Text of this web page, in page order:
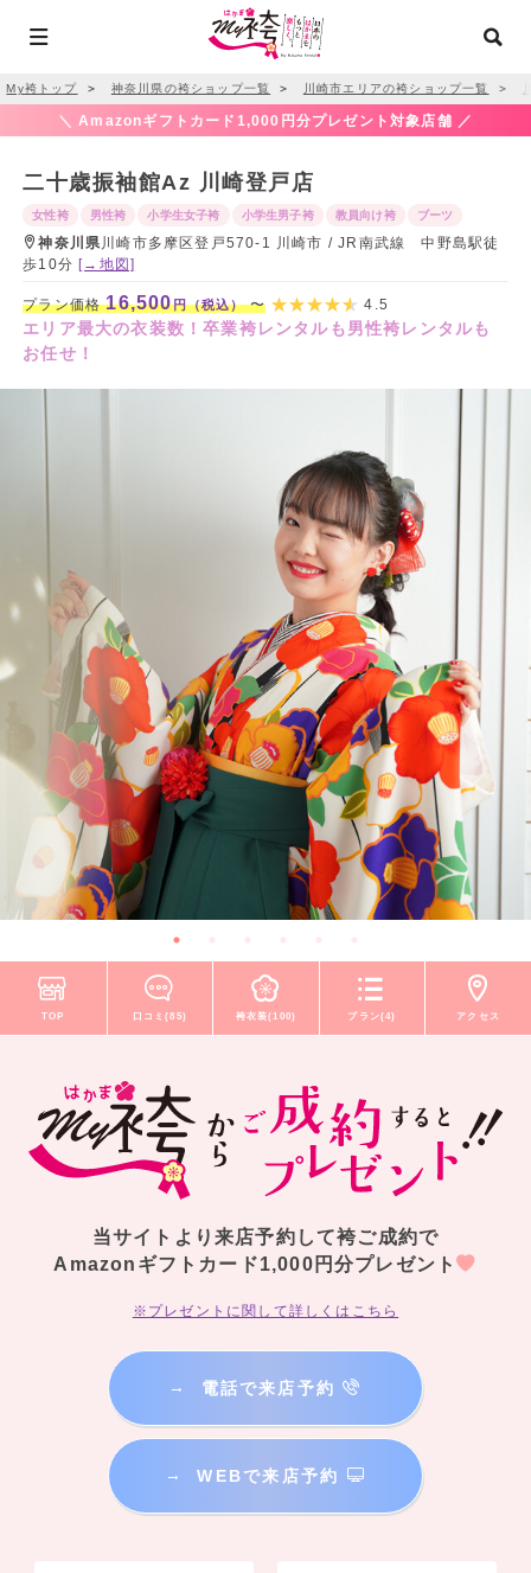
My袴トップ ＞ 神奈川県の袴ショップ一覧 ＞ 川崎市エリアの袴ショップ一覧 ＞
＼ Amazonギフトカード1,000円分プレゼント対象店舗 ／
二十歳振袖館Az 川崎登戸店
女性袴 男性袴 小学生女子袴 小学生男子袴 教員向け袴 ブーツ
神奈川県 川崎市多摩区登戸570-1 川崎市 / JR南武線 中野島駅徒
歩10分[→地図]
プラン価格16,500円（税込）〜 4.5
エリア最大の衣装数！卒業袴レンタルも男性袴レンタルも
お任せ！
TOP 口コミ(85) 袴衣装(100) プラン(4) アクセス
当サイトより来店予約して袴ご成約で
Amazonギフトカード1,000円分プレゼント
※プレゼントに関して詳しくはこちら
→ 電話で来店予約
→ WEBで来店予約